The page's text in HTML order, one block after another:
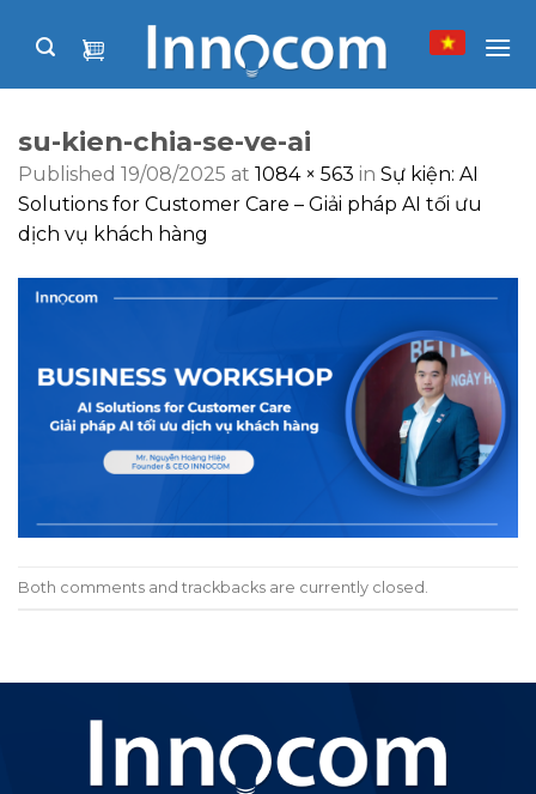
su-kien-chia-se-ve-ai
Published 19/08/2025 at 1084 × 563 in Sự kiện: AI
Solutions for Customer Care – Giải pháp AI tối ưu
dịch vụ khách hàng
Both comments and trackbacks are currently closed.